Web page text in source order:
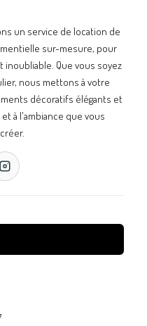
un service de location de
sur-mesure, pour
Que vous soyez
nous mettons à votre
décoratifs élégants et
à l'ambiance que vous